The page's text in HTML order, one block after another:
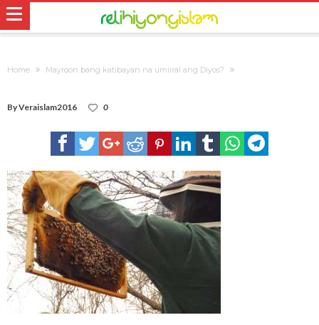
Home Mayroon bang katibayan na umiiral ang Diyos?
ByVeraislam2016 0